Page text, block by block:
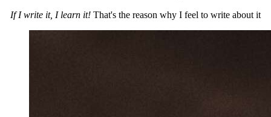
If I write it, I learn it! That's the reason why I feel to write about it